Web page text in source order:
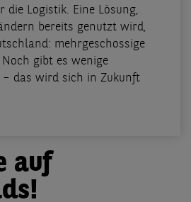
die Logistik. Eine Lösung,
bereits genutzt wird,
mehrgeschossige
Noch gibt es wenige
– das wird sich in Zukunft
auf